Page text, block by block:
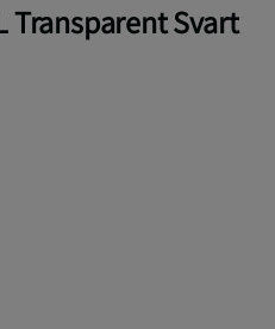
Transparent Svart